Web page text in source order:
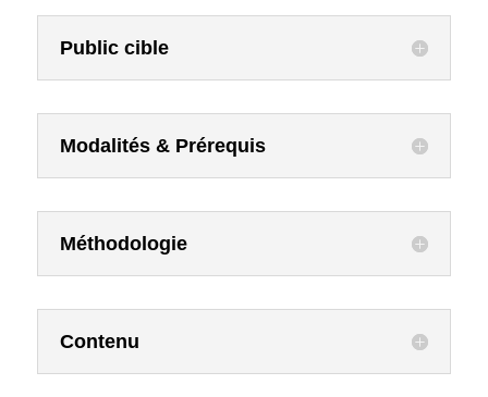
Public cible
Modalités & Prérequis
Méthodologie
Contenu